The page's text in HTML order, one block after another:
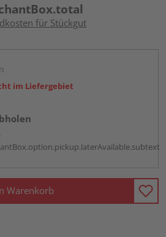
für Stückgut
im Liefergebiet
Warenkorb